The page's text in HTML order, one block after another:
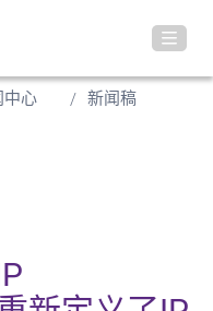
中心 新闻稿